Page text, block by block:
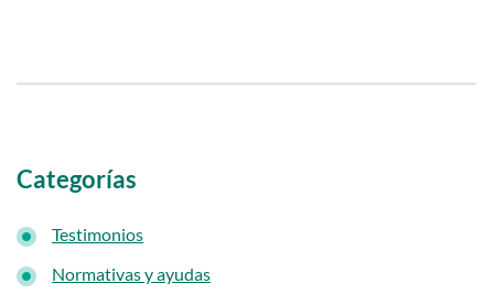
o
i
c
i
Categorías
Testimonios
Normativas y ayudas